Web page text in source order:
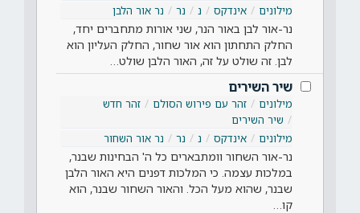
מילונים
אינדקס נ נר נר אור הלבן
נר-אור לבן באור הנר, שני אורות מתחברים יחד,
החלק התחתון הוא אור שחור, החלק העליון הוא
לבן. זה שולט על זה, האור הלבן שולט…
שיר השירים
מילונים זהר עם פירוש הסולם
זהר חדש
שיר השירים
מילונים
אינדקס נ נר נר אור השחור
נר-אור השחור וומתבארים כל ה' הבחינות שבנר,
במלכות עצמה. כי המלכות דפנים היא האור הלבן
שבנר, שהוא מעל הכל. והאור השחור שבנר, הוא
קו…